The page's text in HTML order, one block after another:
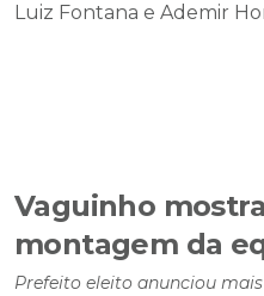
Luiz Fontana e Ademir
Vaguinho
montagem da
Prefeito eleito anunciou